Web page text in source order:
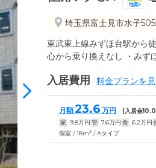
地図
埼玉県富士見市水子
東武東上線みずほ台駅から
心から乗り換えなし ・み
入居費用 料金プランを
月額23.6 万円 (入居金10.0
家 9.8万円 管 7.6万円 食 6.2万円
個室 / 18m2 / Aタイプ